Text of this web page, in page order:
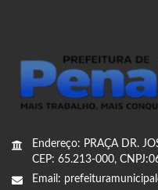
Endereço: PRAÇA DR.
CEP: 65.213-000,
Email: